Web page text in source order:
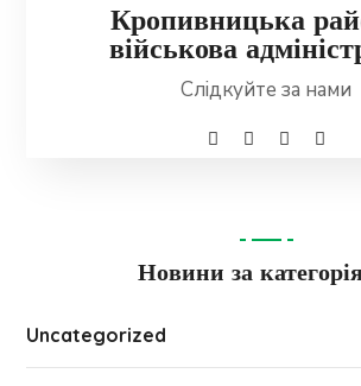
Кропивницька
військова
Слідкуйте за нами
Новини за
Uncategorized